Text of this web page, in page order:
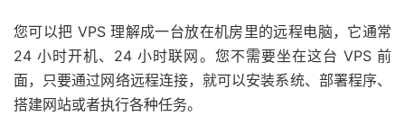
您可以把 VPS 理解成一台放在机房里的远程电脑，它通常
24 小时开机、24 小时联网。您不需要坐在这台 VPS 前
面，只要通过网络远程连接，就可以安装系统、部署程序、
搭建网站或者执行各种任务。